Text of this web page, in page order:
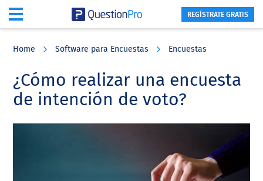
content
sidebar
REGÍSTRATE GRATIS
Home Software para Encuestas Encuestas
¿Cómo realizar una encuesta
de intención de voto?